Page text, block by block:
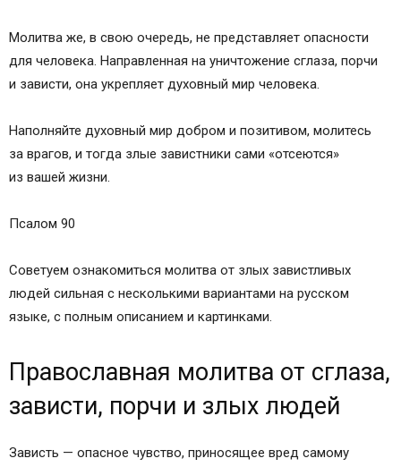
Молитва же, в свою очередь, не представляет опасности
для человека. Направленная на уничтожение сглаза, порчи
и зависти, она укрепляет духовный мир человека.
Наполняйте духовный мир добром и позитивом, молитесь
за врагов, и тогда злые завистники сами «отсеются»
из вашей жизни.
Псалом 90
Советуем ознакомиться молитва от злых завистливых
людей сильная с несколькими вариантами на русском
языке, с полным описанием и картинками.
Православная молитва от сглаза,
зависти, порчи и злых людей
Зависть — опасное чувство, приносящее вред самому